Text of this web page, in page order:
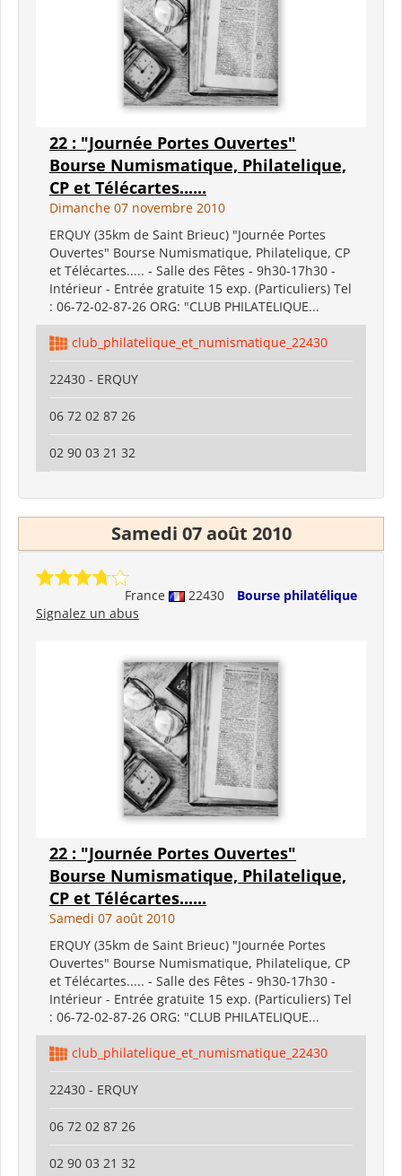
22 : "Journée Portes Ouvertes"
Bourse Numismatique, Philatelique,
CP et Télécartes......
Dimanche 07 novembre 2010
ERQUY (35km de Saint Brieuc) "Journée Portes
Ouvertes" Bourse Numismatique, Philatelique, CP
et Télécartes..... - Salle des Fêtes - 9h30-17h30 -
Intérieur - Entrée gratuite 15 exp. (Particuliers) Tel
: 06-72-02-87-26 ORG: "CLUB PHILATELIQUE...
club_philatelique_et_numismatique_22430
22430 - ERQUY
06 72 02 87 26
02 90 03 21 32
Samedi 07 août 2010
France 22430
Bourse philatélique
Signalez un abus
22 : "Journée Portes Ouvertes"
Bourse Numismatique, Philatelique,
CP et Télécartes......
Samedi 07 août 2010
ERQUY (35km de Saint Brieuc) "Journée Portes
Ouvertes" Bourse Numismatique, Philatelique, CP
et Télécartes..... - Salle des Fêtes - 9h30-17h30 -
Intérieur - Entrée gratuite 15 exp. (Particuliers) Tel
: 06-72-02-87-26 ORG: "CLUB PHILATELIQUE...
club_philatelique_et_numismatique_22430
22430 - ERQUY
06 72 02 87 26
02 90 03 21 32